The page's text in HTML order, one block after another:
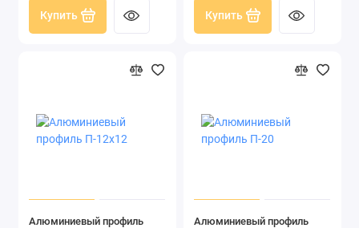
Купить Купить
Алюминиевый профиль
Алюминиевый профиль